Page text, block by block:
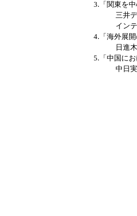
3.「関東を
三井デザ
インテリ
4.「海外展開
日進木工
5.「中国にお
中日実業